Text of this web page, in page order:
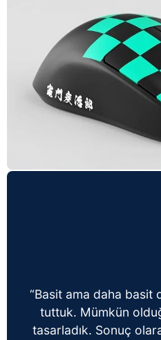
“Basit ama daha basit
tuttuk. Mümkün
tasarladık. Sonuç